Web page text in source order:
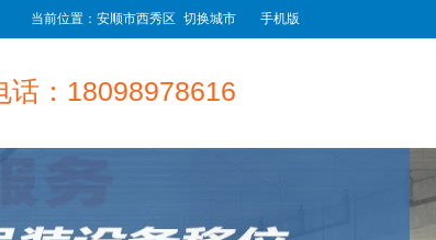
当前位置：安顺市西秀区 切换城市 手机版
话：18098978616